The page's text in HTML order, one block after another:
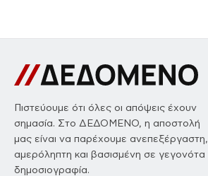
Πιστεύουμε ότι όλες οι απόψεις έχουν
σημασία. Στο ΔΕΔΟΜΕΝΟ, η αποστολή
μας είναι να παρέχουμε ανεπεξέργαστη,
αμερόληπτη και βασισμένη σε γεγονότα
δημοσιογραφία.